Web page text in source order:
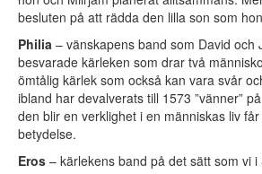
besluten på att rädda den lilla son som
Philia – vänskapens band som David och
besvarade kärleken som drar två
ömtålig kärlek som också kan vara svår
ibland har devalverats till 1573 ”vänner”
den blir en verklighet i en människas liv
betydelse.
Eros – kärlekens band på det sätt som vi